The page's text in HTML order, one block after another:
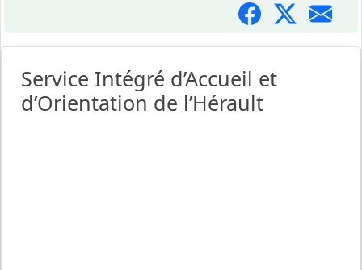
Service Intégré d’Accueil et
d’Orientation de l’Hérault